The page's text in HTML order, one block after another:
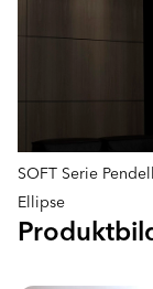
SOFT Serie
Ellipse